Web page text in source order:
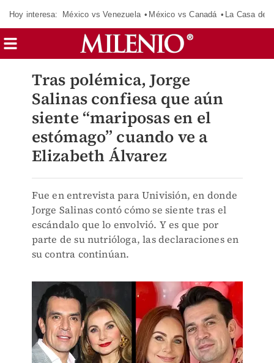
Hoy interesa: México vs Venezuela México vs Canadá La Casa de
Tras polémica, Jorge
Salinas confiesa que aún
siente “mariposas en el
estómago” cuando ve a
Elizabeth Álvarez
Fue en entrevista para Univisión, en donde
Jorge Salinas contó cómo se siente tras el
escándalo que lo envolvió. Y es que por
parte de su nutrióloga, las declaraciones en
su contra continúan.